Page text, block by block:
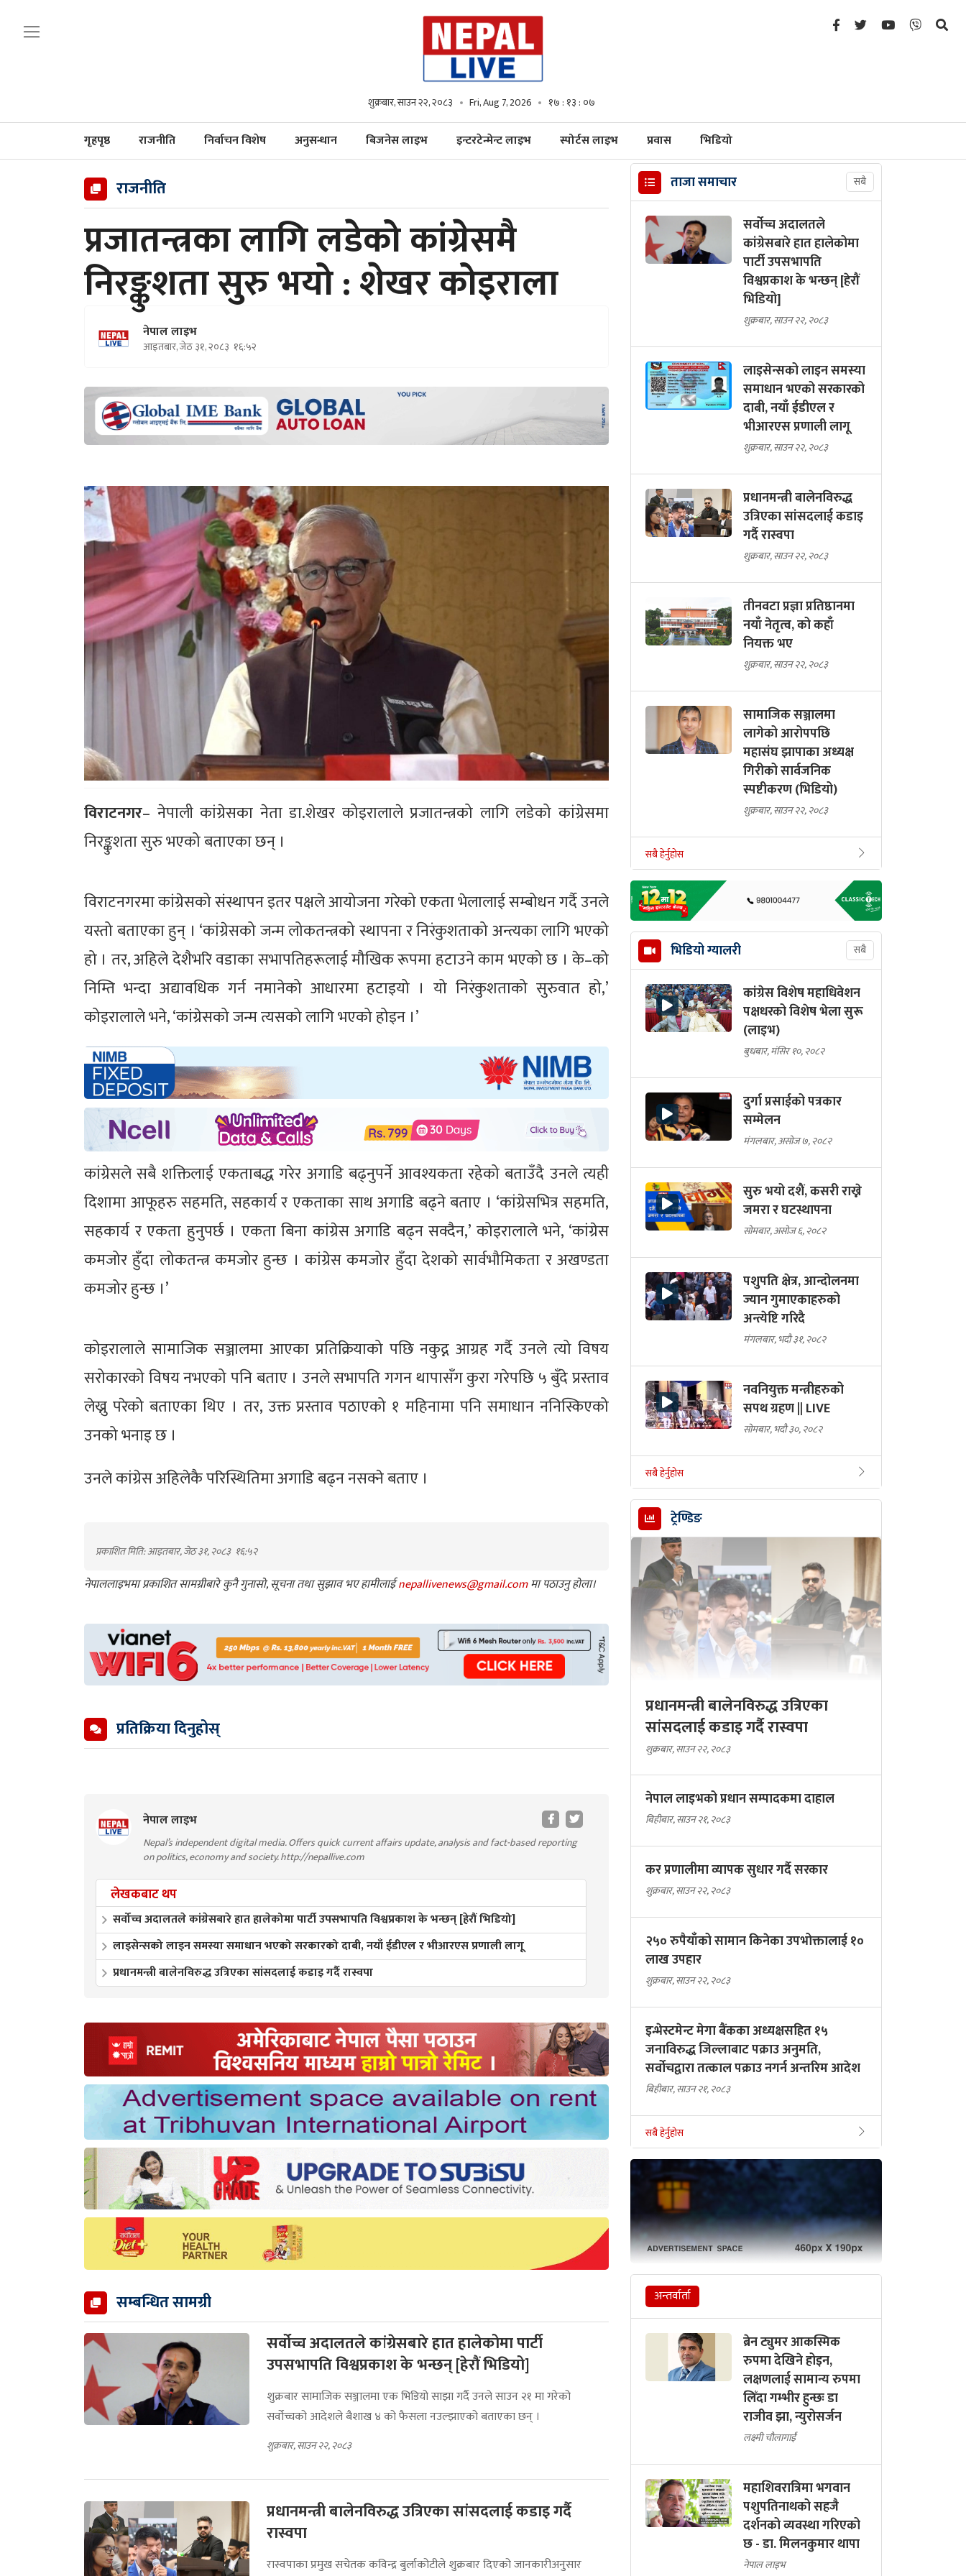
शुक्रबार, साउन २२, २०८३ Fri, Aug 7, 2026 १७ : १३ : ०८
गृहपृष्ठ राजनीति निर्वाचन विशेष अनुसन्धान बिजनेस लाइभ इन्टरटेन्मेन्ट लाइभ स्पोर्टस लाइभ प्रवास भिडियो
राजनीति
प्रजातन्त्रका लागि लडेको कांग्रेसमै
निरङ्कुशता सुरु भयो : शेखर कोइराला
नेपाल लाइभ
आइतबार, जेठ ३१, २०८३ १६:५२
विराटनगर– नेपाली कांग्रेसका नेता डा.शेखर कोइरालाले प्रजातन्त्रको लागि लडेको कांग्रेसमा
निरङ्कुशता सुरु भएको बताएका छन् ।
विराटनगरमा कांग्रेसको संस्थापन इतर पक्षले आयोजना गरेको एकता भेलालाई सम्बोधन गर्दै उनले
यस्तो बताएका हुन् । ‘कांग्रेसको जन्म लोकतन्त्रको स्थापना र निरंकुशताको अन्त्यका लागि भएको
हो । तर, अहिले देशैभरि वडाका सभापतिहरूलाई मौखिक रूपमा हटाउने काम भएको छ । के–को
निम्ति भन्दा अद्यावधिक गर्न नमानेको आधारमा हटाइयो । यो निरंकुशताको सुरुवात हो,’
कोइरालाले भने, ‘कांग्रेसको जन्म त्यसको लागि भएको होइन ।’
कांग्रेसले सबै शक्तिलाई एकताबद्ध गरेर अगाडि बढ्नुपर्ने आवश्यकता रहेको बताउँदै उनले त्यही
दिशामा आफूहरु सहमति, सहकार्य र एकताका साथ अगाडि बढ्ने बताए । ‘कांग्रेसभित्र सहमति,
सहकार्य र एकता हुनुपर्छ । एकता बिना कांग्रेस अगाडि बढ्न सक्दैन,’ कोइरालाले भने, ‘कांग्रेस
कमजोर हुँदा लोकतन्त्र कमजोर हुन्छ । कांग्रेस कमजोर हुँदा देशको सार्वभौमिकता र अखण्डता
कमजोर हुन्छ ।’
कोइरालाले सामाजिक सञ्जालमा आएका प्रतिक्रियाको पछि नकुद्न आग्रह गर्दै उनले त्यो विषय
सरोकारको विषय नभएको पनि बताए । उनले सभापति गगन थापासँग कुरा गरेपछि ५ बुँदे प्रस्ताव
लेख्नु परेको बताएका थिए । तर, उक्त प्रस्ताव पठाएको १ महिनामा पनि समाधान ननिस्किएको
उनको भनाइ छ ।
उनले कांग्रेस अहिलेकै परिस्थितिमा अगाडि बढ्न नसक्ने बताए ।
प्रकाशित मिति: आइतबार, जेठ ३१, २०८३ १६:५२
नेपाललाइभमा प्रकाशित सामग्रीबारे कुनै गुनासो, सूचना तथा सुझाव भए हामीलाईnepallivenews@gmail.comमा पठाउनु होला।
प्रतिक्रिया दिनुहोस्
नेपाल लाइभ
Nepal’s independent digital media. Offers quick current affairs update, analysis and fact-based reporting
on politics, economy and society. http://nepallive.com
लेखकबाट थप
सर्वोच्च अदालतले कांग्रेसबारे हात हालेकोमा पार्टी उपसभापति विश्वप्रकाश के भन्छन् [हेरौं भिडियो]
लाइसेन्सको लाइन समस्या समाधान भएको सरकारको दाबी, नयाँ ईडीएल र भीआरएस प्रणाली लागू
प्रधानमन्त्री बालेनविरुद्ध उत्रिएका सांसदलाई कडाइ गर्दै रास्वपा
सम्बन्धित सामग्री
सर्वोच्च अदालतले कांग्रेसबारे हात हालेकोमा पार्टी
उपसभापति विश्वप्रकाश के भन्छन् [हेरौं भिडियो]
शुक्रबार सामाजिक सञ्जालमा एक भिडियो साझा गर्दै उनले साउन २१ मा गरेको
सर्वोच्चको आदेशले बैशाख ४ को फैसला नउल्झाएको बताएका छन् ।
शुक्रबार, साउन २२, २०८३
प्रधानमन्त्री बालेनविरुद्ध उत्रिएका सांसदलाई कडाइ गर्दै
रास्वपा
रास्वपाका प्रमुख सचेतक कविन्द्र बुर्लाकोटीले शुक्रबार दिएको जानकारीअनुसार
ताजा समाचार सबै
सर्वोच्च अदालतले
कांग्रेसबारे हात हालेकोमा
पार्टी उपसभापति
विश्वप्रकाश के भन्छन् [हेरौं
भिडियो]
शुक्रबार, साउन २२, २०८३
लाइसेन्सको लाइन समस्या
समाधान भएको सरकारको
दाबी, नयाँ ईडीएल र
भीआरएस प्रणाली लागू
शुक्रबार, साउन २२, २०८३
प्रधानमन्त्री बालेनविरुद्ध
उत्रिएका सांसदलाई कडाइ
गर्दै रास्वपा
शुक्रबार, साउन २२, २०८३
तीनवटा प्रज्ञा प्रतिष्ठानमा
नयाँ नेतृत्व, को कहाँ
नियक्त भए
शुक्रबार, साउन २२, २०८३
सामाजिक सञ्जालमा
लागेको आरोपपछि
महासंघ झापाका अध्यक्ष
गिरीको सार्वजनिक
स्पष्टीकरण (भिडियो)
शुक्रबार, साउन २२, २०८३
सबै हेर्नुहोस
भिडियो ग्यालरी सबै
कांग्रेस विशेष महाधिवेशन
पक्षधरको विशेष भेला सुरू
(लाइभ)
बुधबार, मंसिर १०, २०८२
दुर्गा प्रसाईको पत्रकार
सम्मेलन
मंगलबार, असोज ७, २०८२
सुरु भयो दशैं, कसरी राख्ने
जमरा र घटस्थापना
सोमबार, असोज ६, २०८२
पशुपति क्षेत्र, आन्दोलनमा
ज्यान गुमाएकाहरुको
अन्त्येष्टि गरिदै
मंगलबार, भदौ ३१, २०८२
नवनियुक्त मन्त्रीहरुको
सपथ ग्रहण || LIVE
सोमबार, भदौ ३०, २०८२
सबै हेर्नुहोस
ट्रेण्डिङ
प्रधानमन्त्री बालेनविरुद्ध उत्रिएका
सांसदलाई कडाइ गर्दै रास्वपा
शुक्रबार, साउन २२, २०८३
नेपाल लाइभको प्रधान सम्पादकमा दाहाल
बिहीबार, साउन २१, २०८३
कर प्रणालीमा व्यापक सुधार गर्दै सरकार
शुक्रबार, साउन २२, २०८३
२५० रुपैयाँको सामान किनेका उपभोक्तालाई १०
लाख उपहार
शुक्रबार, साउन २२, २०८३
इन्भेस्टमेन्ट मेगा बैंकका अध्यक्षसहित १५
जनाविरुद्ध जिल्लाबाट पक्राउ अनुमति,
सर्वोचद्वारा तत्काल पक्राउ नगर्न अन्तरिम आदेश
बिहीबार, साउन २१, २०८३
सबै हेर्नुहोस
अन्तर्वार्ता
ब्रेन ट्युमर आकस्मिक
रुपमा देखिने होइन,
लक्षणलाई सामान्य रुपमा
लिँदा गम्भीर हुन्छः डा
राजीव झा, न्युरोसर्जन
लक्ष्मी चौलागाईं
महाशिवरात्रिमा भगवान
पशुपतिनाथको सहजै
दर्शनको व्यवस्था गरिएको
छ - डा. मिलनकुमार थापा
नेपाल लाइभ